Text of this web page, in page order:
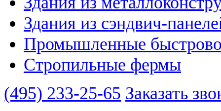
Здания из сэндвич-
Промышленные
Стропильные фермы
(495) 233-25-65 Заказать